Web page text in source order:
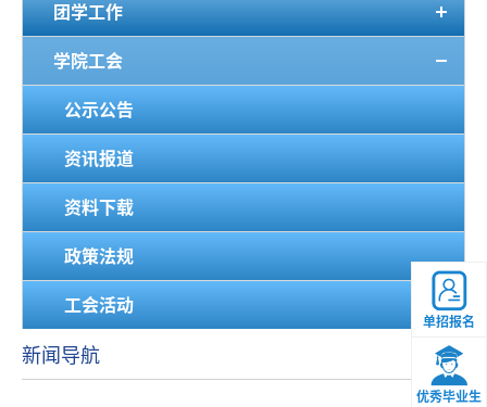
团学工作
学院工会
公示公告
资讯报道
资料下载
政策法规
工会活动
新闻导航
单招报名
优秀毕业生